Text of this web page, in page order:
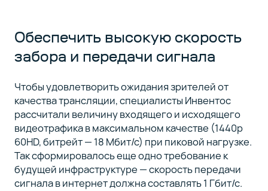
Обеспечить высокую скорость
забора и передачи сигнала
Чтобы удовлетворить ожидания зрителей от
качества трансляции, специалисты Инвентос
рассчитали величину входящего и исходящего
видеотрафика в максимальном качестве (1440p
60HD, битрейт — 18 Мбит/с) при пиковой нагрузке.
Так сформировалось еще одно требование к
будущей инфраструктуре — скорость передачи
сигнала в интернет должна составлять 1 Гбит/с.